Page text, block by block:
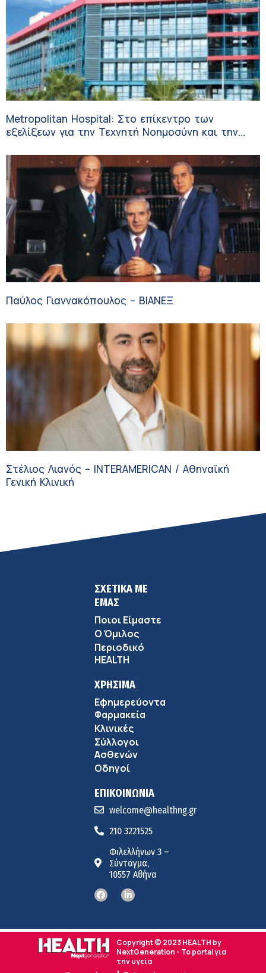
Metropolitan Hospital: Στο επίκεντρο των
εξελίξεων για την Τεχνητή Νοημοσύνη και την
Παύλος Γιαννακόπουλος – ΒΙΑΝΕΞ
Στέλιος Λιανός – INTERAMERICAN / Αθηναϊκή
Γενική Κλινική
ΣΧΕΤΙΚΑ ΜΕ
ΕΜΑΣ
Ποιοι Είμαστε
Ο Όμιλος
Περιοδικό
HEALTH
ΧΡΗΣΙΜΑ
Εφημερεύοντα
Φαρμακεία
Κλινικές
Σύλλογοι
Ασθενών
Οδηγοί
ΕΠΙΚΟΙΝΩΝΙΑ
welcome@healthng.gr
210 3221525
Φιλελλήνων 3 –
Σύνταγμα,
10557 Αθήνα
Copyright © 2023 HEALTH by
NextGeneration - Το portal για
την υγεία